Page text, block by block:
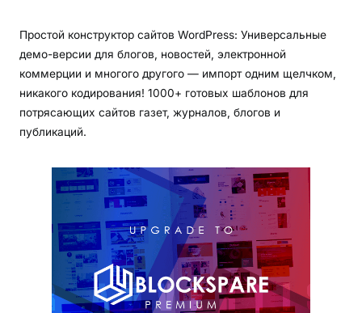
Простой конструктор сайтов WordPress: Универсальные
демо-версии для блогов, новостей, электронной
коммерции и многого другого — импорт одним щелчком,
никакого кодирования! 1000+ готовых шаблонов для
потрясающих сайтов газет, журналов, блогов и
публикаций.